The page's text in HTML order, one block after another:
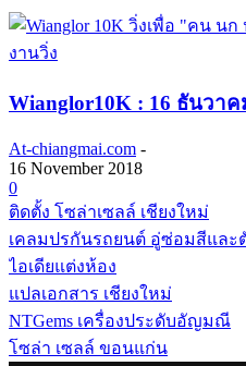
งานวิ่ง
Wianglor10K : 16 ธันวาค
At-chiangmai.com -
16 November 2018
0
ติดตั้ง โซล่าเซลล์ เชียงใหม่
เคลมปรกันรถยนต์ อู่ซ่อมสีและ
ไอเดียแต่งห้อง
แปลเอกสาร เชียงใหม่
NTGems เครื่องประดับอัญมณี
โซล่า เซลล์ ขอนแก่น